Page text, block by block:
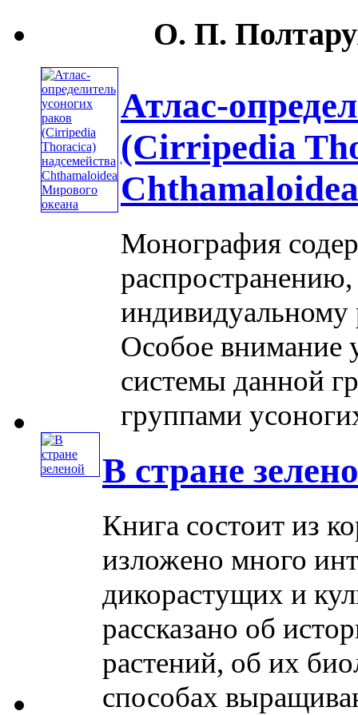
О. П.
Атлас-
(Cirripedia
Монография
индивидуальному
Особое внимание
системы данной
группами
В стране
Книга состоит из
изложено много
дикорастущих и
рассказано об
растений, об их
способах